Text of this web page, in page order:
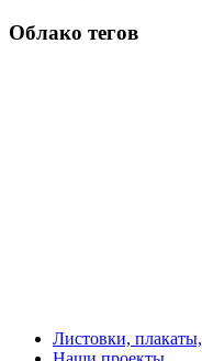
Облако тегов
Листовки,